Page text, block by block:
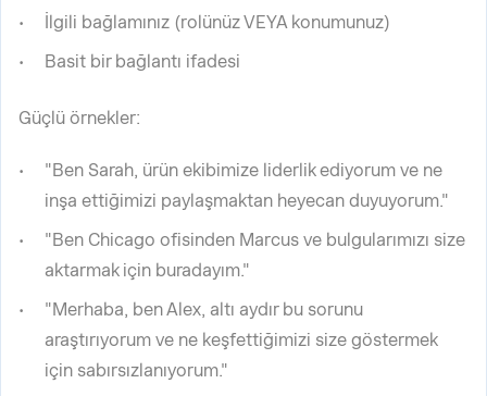
İlgili bağlamınız (rolünüz VEYA konumunuz)
Basit bir bağlantı ifadesi
Güçlü örnekler:
"Ben Sarah, ürün ekibimize liderlik ediyorum ve ne
inşa ettiğimizi paylaşmaktan heyecan duyuyorum."
"Ben Chicago ofisinden Marcus ve bulgularımızı size
aktarmak için buradayım."
"Merhaba, ben Alex, altı aydır bu sorunu
araştırıyorum ve ne keşfettiğimizi size göstermek
için sabırsızlanıyorum."